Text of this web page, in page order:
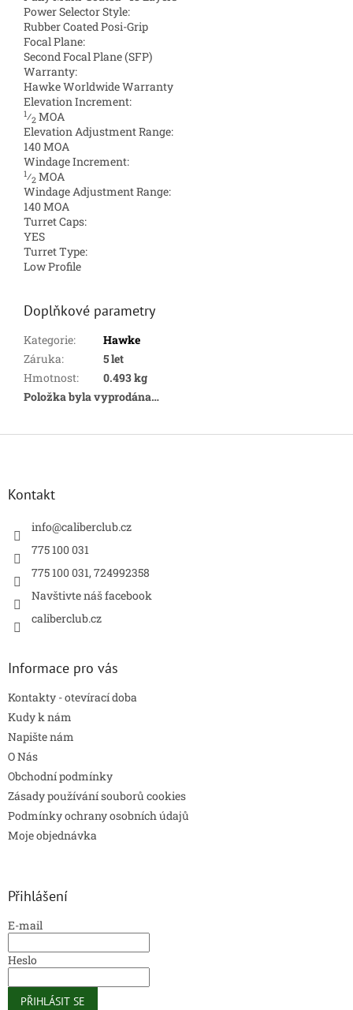
Power Selector Style:
Rubber Coated Posi-Grip
Focal Plane:
Second Focal Plane (SFP)
Warranty:
Hawke Worldwide Warranty
Elevation Increment:
1⁄2 MOA
Elevation Adjustment Range:
140 MOA
Windage Increment:
1⁄2 MOA
Windage Adjustment Range:
140 MOA
Turret Caps:
YES
Turret Type:
Low Profile
Doplňkové parametry
Kategorie:
Hawke
Záruka:
5 let
Hmotnost:
0.493 kg
Položka byla vyprodána…
Kontakt
info@caliberclub.cz
775 100 031
775 100 031, 724992358
Navštivte náš facebook
caliberclub.cz
Informace pro vás
Kontakty - otevírací doba
Kudy k nám
Napište nám
O Nás
Obchodní podmínky
Zásady používání souborů cookies
Podmínky ochrany osobních údajů
Moje objednávka
Přihlášení
E-mail
Heslo
PŘIHLÁSIT SE